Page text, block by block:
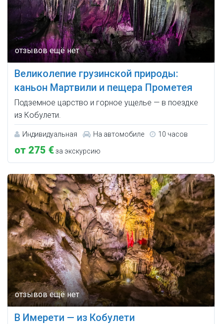
Великолепие грузинской природы:
каньон Мартвили и пещера Прометея
Подземное царство и горное ущелье — в поездке
из Кобулети.
Индивидуальная На автомобиле 10 часов
от 275 €за экскурсию
В Имерети — из Кобулети